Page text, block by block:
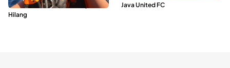
Perairan Taliabu, Satu Nelayan
Hilang
Java United FC